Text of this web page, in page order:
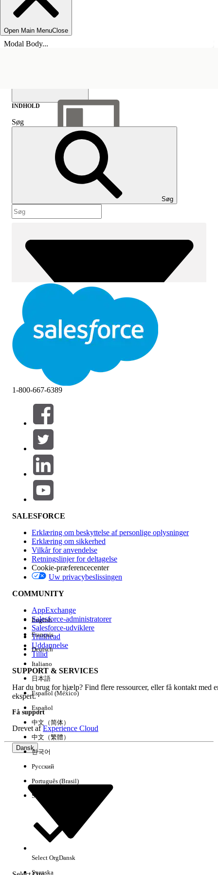
Open Main MenuClose
Modal Body...
Vis indholdsfortegnelse
Indhold
INDHOLD
Søg
Søg
Filtre (0)
VÆLG FILTRE
Produktområde
Funktionspåvirkning
Version
Experience
Ryd alle Udført
Her er nogle søgetips
Kontroller stavemåden for dine søgeord.
1-800-667-6389
SALESFORCE
Erklæring om beskyttelse af personlige oplysninger
Erklæring om sikkerhed
Vilkår for anvendelse
Retningslinjer for deltagelse
Cookie-præferencecenter
Uw privacybeslissingen
COMMUNITY
AppExchange
Salesforce-administratorer
Salesforce-udviklere
Trailhead
Uddannelse
Tillid
SUPPORT & SERVICES
Har du brug for hjælp? Find flere ressourcer, eller få kontakt med
ekspert.
Få support
Drevet afExperience Cloud
Dansk
English
Français
Deutsch
Italiano
日本語
Español (México)
Español
中文（简体）
中文（繁體）
한국어
Русский
Português (Brasil)
Suomi
Select OrgDansk
Svenska